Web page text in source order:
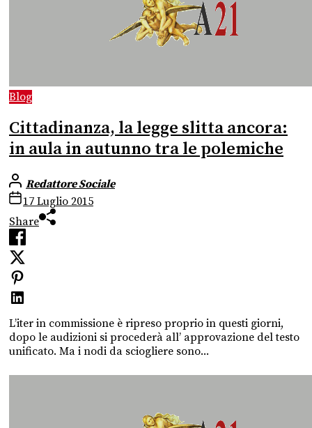
Blog
Cittadinanza, la legge slitta ancora:
in aula in autunno tra le polemiche
Redattore Sociale
17 Luglio 2015
Share
L’iter in commissione è ripreso proprio in questi giorni,
dopo le audizioni si procederà all’ approvazione del testo
unificato. Ma i nodi da sciogliere sono...